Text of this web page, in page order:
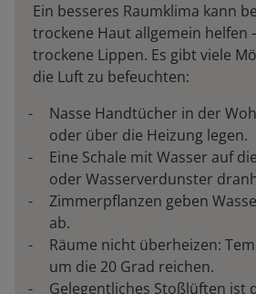
Ein besseres Raumklima kann
trockene Haut allgemein helfen
trockene Lippen. Es gibt viele
die Luft zu befeuchten:
Nasse Handtücher in der
oder über die Heizung legen.
Eine Schale mit Wasser auf
oder Wasserverdunster
Zimmerpflanzen geben
ab.
Räume nicht überheizen:
um die 20 Grad reichen.
Gelegentliches Stoßlüften ist